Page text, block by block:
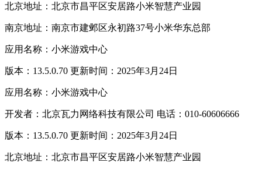
北京地址：北京市昌平区安居路小米智慧产业园
南京地址：南京市建邺区永初路37号小米华东总部
应用名称：小米游戏中心
版本：13.5.0.70 更新时间：2025年3月24日
应用名称：小米游戏中心
开发者：北京瓦力网络科技有限公司 电话：010-60606666
版本：13.5.0.70 更新时间：2025年3月24日
北京地址：北京市昌平区安居路小米智慧产业园